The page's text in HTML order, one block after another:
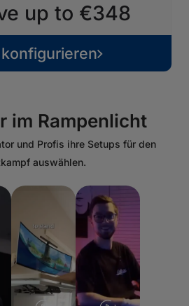
up to €348
im Rampenlicht
und Profis ihre Setups für den
auswählen.